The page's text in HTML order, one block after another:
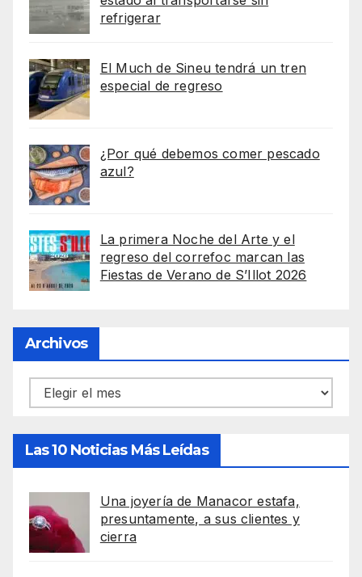
refrigerar
El Much de Sineu tendrá un tren
especial de regreso
¿Por qué debemos comer pescado
azul?
La primera Noche del Arte y el
regreso del correfoc marcan las
Fiestas de Verano de S’Illot 2026
Archivos
Archivos
Las 10 Noticias Más Leídas
Una joyería de Manacor estafa,
presuntamente, a sus clientes y
cierra